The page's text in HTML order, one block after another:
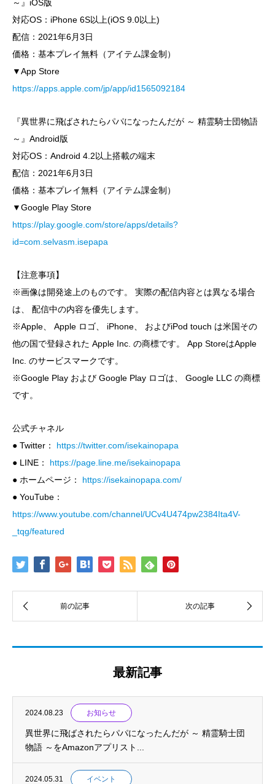
～』iOS版
対応OS：iPhone 6S以上(iOS 9.0以上)
配信：2021年6月3日
価格：基本プレイ無料（アイテム課金制）
▼App Store
https://apps.apple.com/jp/app/id1565092184
『異世界に飛ばされたらパパになったんだが ～ 精霊騎士団物語
～』Android版
対応OS：Android 4.2以上搭載の端末
配信：2021年6月3日
価格：基本プレイ無料（アイテム課金制）
▼Google Play Store
https://play.google.com/store/apps/details?
id=com.selvasm.isepapa
【注意事項】
※画像は開発途上のものです。 実際の配信内容とは異なる場合
は、 配信中の内容を優先します。
※Apple、 Apple ロゴ、 iPhone、 およびiPod touch は米国その
他の国で登録された Apple Inc. の商標です。 App StoreはApple
Inc. のサービスマークです。
※Google Play および Google Play ロゴは、 Google LLC の商標
です。
公式チャネル
● Twitter： https://twitter.com/isekainopapa
● LINE： https://page.line.me/isekainopapa
● ホームページ： https://isekainopapa.com/
● YouTube：
https://www.youtube.com/channel/UCv4U474pw2384Ita4V-
_tqg/featured
最新記事
2024.08.23 お知らせ
異世界に飛ばされたらパパになったんだが ～ 精霊騎士団
物語 ～をAmazonアプリスト...
2024.05.31 イベント